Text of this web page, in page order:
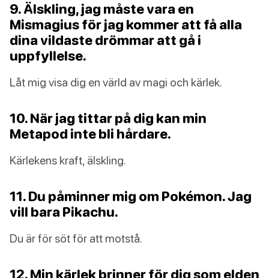
9. Älskling, jag måste vara en
Mismagius för jag kommer att få alla
dina vildaste drömmar att gå i
uppfyllelse.
Låt mig visa dig en värld av magi och kärlek.
10. När jag tittar på dig kan min
Metapod inte bli hårdare.
Kärlekens kraft, älskling.
11. Du påminner mig om Pokémon. Jag
vill bara Pikachu.
Du är för söt för att motstå.
12. Min kärlek brinner för dig som elden